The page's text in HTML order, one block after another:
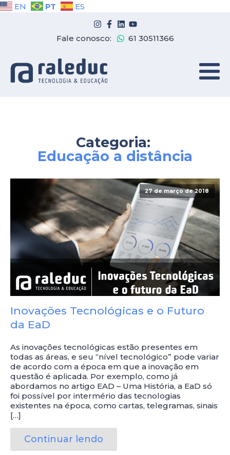
EN PT ES
Fale conosco: 61 30511366
Categoria:
Educação a distância
27 de março de 2018
Inovações Tecnológicas e o Futuro
da EaD
As inovações tecnológicas estão presentes em
todas as áreas, e seu “nível tecnológico” pode variar
de acordo com a época em que a inovação em
questão é aplicada. Por exemplo, como já
abordamos no artigo EAD – Uma História, a EaD só
foi possível por intermério das tecnologias
existentes na época, como cartas, telegramas, sinais
[…]
Continuar lendo